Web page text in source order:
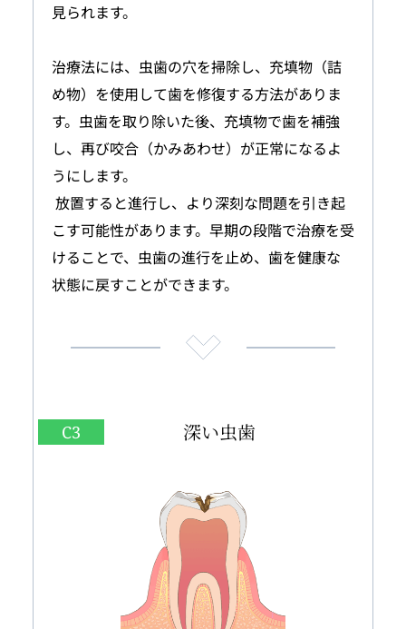
見られます。
治療法には、虫歯の穴を掃除し、充填物（詰
め物）を使用して歯を修復する方法がありま
す。虫歯を取り除いた後、充填物で歯を補強
し、再び咬合（かみあわせ）が正常になるよ
うにします。
こす可能性があります。早期の段階で治療を受
けることで、虫歯の進行を止め、歯を健康な
状態に戻すことができます。
C3 深い虫歯